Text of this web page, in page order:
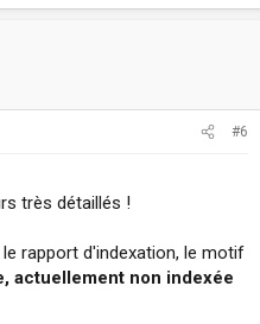
#6
très détaillés !
rapport d'indexation, le motif
actuellement non indexée